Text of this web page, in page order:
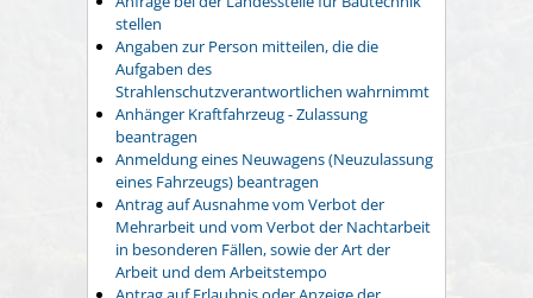
stellen
Angaben zur Person mitteilen, die die
Aufgaben des
Strahlenschutzverantwortlichen wahrnimmt
Anhänger Kraftfahrzeug - Zulassung
beantragen
Anmeldung eines Neuwagens (Neuzulassung
eines Fahrzeugs) beantragen
Antrag auf Ausnahme vom Verbot der
Mehrarbeit und vom Verbot der Nachtarbeit
in besonderen Fällen, sowie der Art der
Arbeit und dem Arbeitstempo